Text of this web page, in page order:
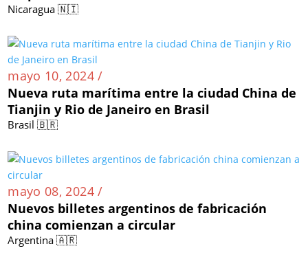
Nicaragua 🇳🇮
mayo 10, 2024 /
Nueva ruta marítima entre la ciudad China de
Tianjin y Rio de Janeiro en Brasil
Brasil 🇧🇷
mayo 08, 2024 /
Nuevos billetes argentinos de fabricación
china comienzan a circular
Argentina 🇦🇷